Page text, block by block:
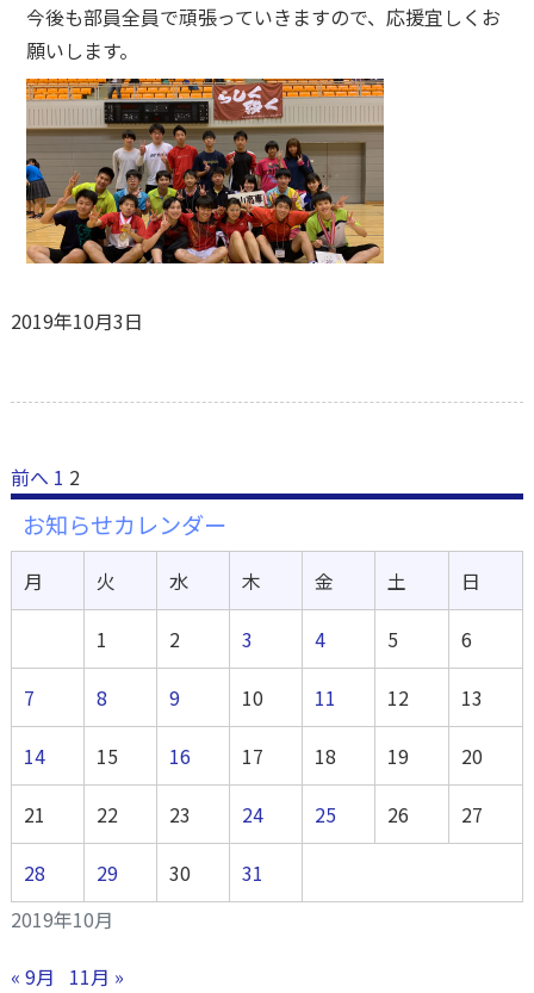
今後も部員全員で頑張っていきますので、応援宜しくお
願いします。
2019年10月3日
前へ 1 2
お知らせカレンダー
2019年10月
月 火 水 木 金 土 日
1 2 3 4 5 6
7 8 9 10 11 12 13
14 15 16 17 18 19 20
21 22 23 24 25 26 27
28 29 30 31
« 9月 11月 »